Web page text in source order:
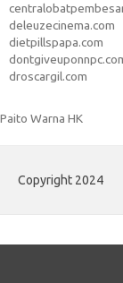
deleuzecinema.com
dietpillspapa.com
droscargil.com
Paito Warna HK
Copyright 2024